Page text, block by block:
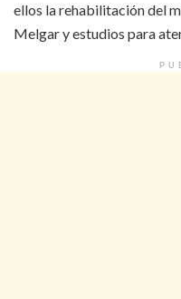
ellos la rehabilitación del
Melgar y estudios para